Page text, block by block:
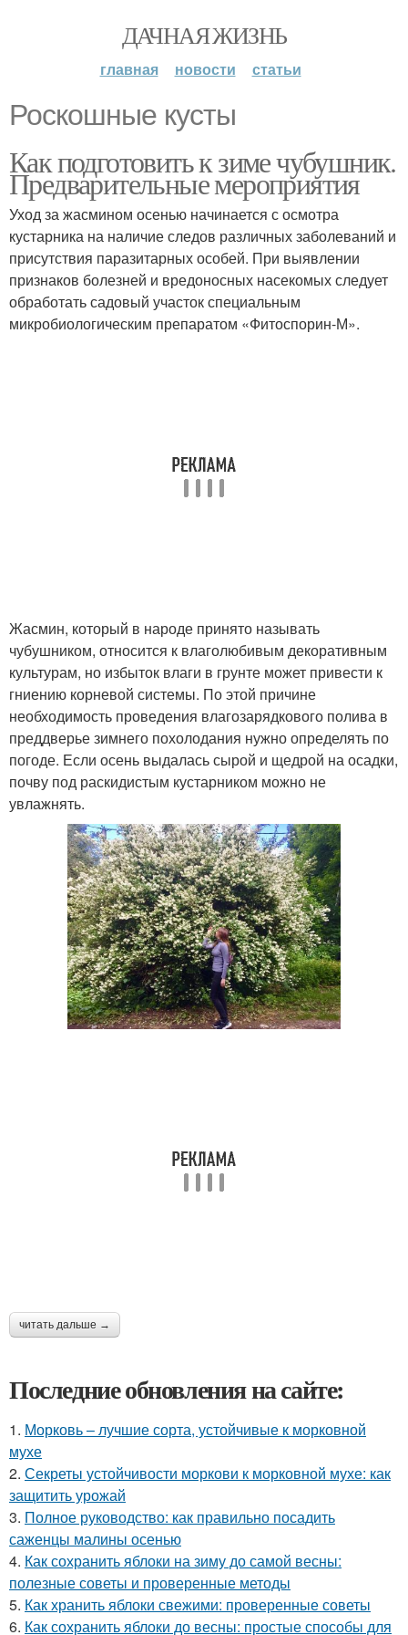
ДАЧНАЯ ЖИЗНЬ
главная новости статьи
Роскошные кусты
Как подготовить к зиме чубушник.
Предварительные мероприятия
Уход за жасмином осенью начинается с осмотра
кустарника на наличие следов различных заболеваний и
присутствия паразитарных особей. При выявлении
признаков болезней и вредоносных насекомых следует
обработать садовый участок специальным
микробиологическим препаратом «Фитоспорин-М».
Жасмин, который в народе принято называть
чубушником, относится к влаголюбивым декоративным
культурам, но избыток влаги в грунте может привести к
гниению корневой системы. По этой причине
необходимость проведения влагозарядкового полива в
преддверье зимнего похолодания нужно определять по
погоде. Если осень выдалась сырой и щедрой на осадки,
почву под раскидистым кустарником можно не
увлажнять.
читать дальше →
Последние обновления на сайте:
1. Морковь – лучшие сорта, устойчивые к морковной
мухе
2. Секреты устойчивости моркови к морковной мухе: как
защитить урожай
3. Полное руководство: как правильно посадить
саженцы малины осенью
4. Как сохранить яблоки на зиму до самой весны:
полезные советы и проверенные методы
5. Как хранить яблоки свежими: проверенные советы
6. Как сохранить яблоки до весны: простые способы для